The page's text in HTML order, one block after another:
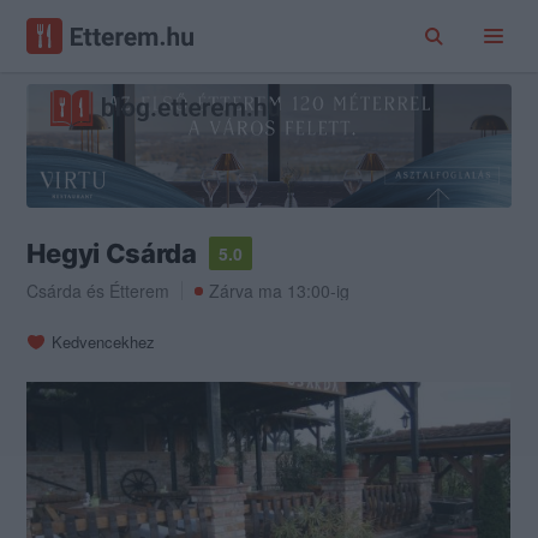
Hegyi Csárda
5.0
Csárda és Étterem Zárva ma 13:00-ig
Kedvencekhez